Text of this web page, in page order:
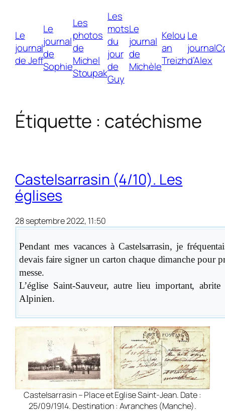
Le
journal
de Jeff
Le
journal
de
Sophie
Les
photos
de
Michel
Stoupak
Les
mots
du
jour
de
Guy
Le
journal
de
Michèle
Kelou
an
Treizh
Le
journal
d’Alex
Étiquette : catéchisme
Castelsarrasin (4/10). Les
églises
28 septembre 2022, 11:50
Pendant mes vacances à Castelsarrasin, je
devais faire signer un carton chaque di­man­che pour
messe.
L’église Saint-Sauveur, autre lieu important,
Alpinien.
Castelsarrasin – Place et Eglise Saint-Jean. Date :
25/09/1914. Destination : Avranches (Manche).